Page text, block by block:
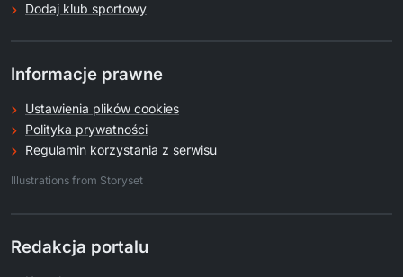
Dodaj klub sportowy
Informacje prawne
Ustawienia plików cookies
Polityka prywatności
Regulamin korzystania z serwisu
Illustrations from Storyset
Redakcja portalu